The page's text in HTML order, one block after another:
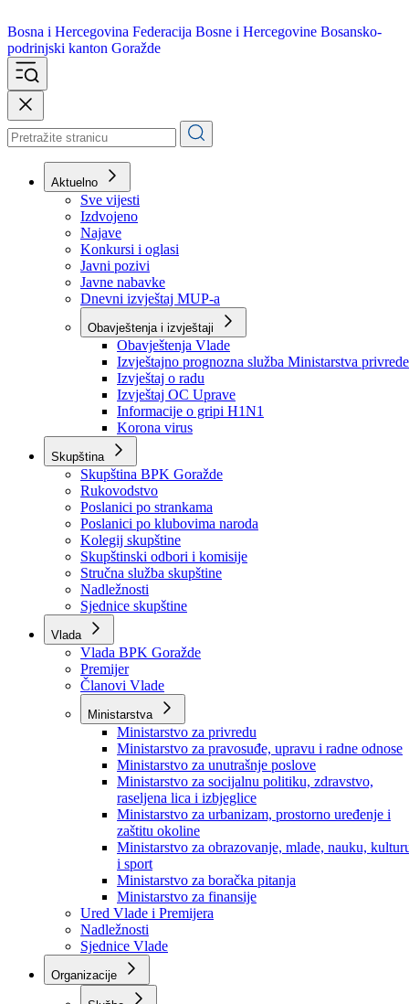
Bosna i Hercegovina
podrinjski kanton Goražde
Aktuelno
Sve vijesti
Izdvojeno
Najave
Konkursi i oglasi
Javni pozivi
Javne nabavke
Dnevni izvještaj MUP-a
Obavještenja i izvještaji
Obavještenja Vlade
Izvještajno prognozna služba Ministarstva privrede
Izvještaj o radu
Izvještaj OC Uprave
Informacije o gripi H1N1
Korona virus
Skupština
Skupština BPK Goražde
Rukovodstvo
Poslanici po strankama
Poslanici po klubovima naroda
Kolegij skupštine
Skupštinski odbori i komisije
Stručna služba skupštine
Nadležnosti
Sjednice skupštine
Vlada
Vlada BPK Goražde
Premijer
Članovi Vlade
Ministarstva
Ministarstvo za privredu
Ministarstvo za pravosuđe, upravu i radne odnose
Ministarstvo za unutrašnje poslove
Ministarstvo za socijalnu politiku, zdravstvo,
raseljena lica i izbjeglice
Ministarstvo za urbanizam, prostorno uređenje i
zaštitu okoline
Ministarstvo za obrazovanje, mlade, nauku,
i sport
Ministarstvo za boračka pitanja
Ministarstvo za finansije
Ured Vlade i Premijera
Nadležnosti
Sjednice Vlade